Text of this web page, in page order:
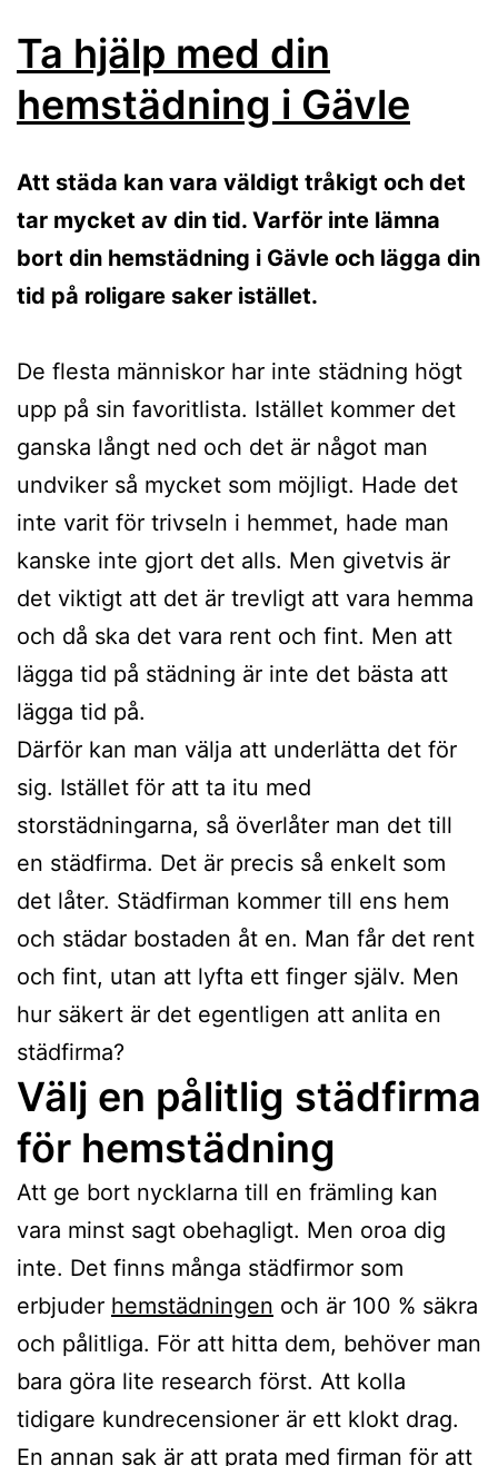
Ta hjälp med din
hemstädning i Gävle
Att städa kan vara väldigt tråkigt och det
tar mycket av din tid. Varför inte lämna
bort din hemstädning i Gävle och lägga din
tid på roligare saker istället.
De flesta människor har inte städning högt
upp på sin favoritlista. Istället kommer det
ganska långt ned och det är något man
undviker så mycket som möjligt. Hade det
inte varit för trivseln i hemmet, hade man
kanske inte gjort det alls. Men givetvis är
det viktigt att det är trevligt att vara hemma
och då ska det vara rent och fint. Men att
lägga tid på städning är inte det bästa att
lägga tid på.
Därför kan man välja att underlätta det för
sig. Istället för att ta itu med
storstädningarna, så överlåter man det till
en städfirma. Det är precis så enkelt som
det låter. Städfirman kommer till ens hem
och städar bostaden åt en. Man får det rent
och fint, utan att lyfta ett finger själv. Men
hur säkert är det egentligen att anlita en
städfirma?
Välj en pålitlig städfirma
för hemstädning
Att ge bort nycklarna till en främling kan
vara minst sagt obehagligt. Men oroa dig
inte. Det finns många städfirmor som
erbjuder hemstädningen och är 100 % säkra
och pålitliga. För att hitta dem, behöver man
bara göra lite research först. Att kolla
tidigare kundrecensioner är ett klokt drag.
En annan sak är att prata med firman för att